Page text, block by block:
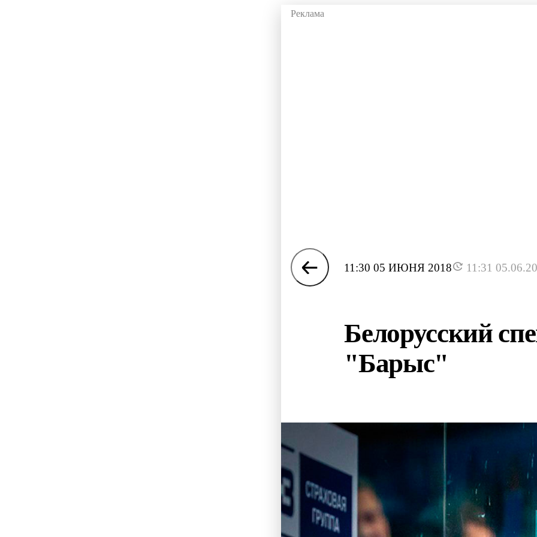
11:30 05 ИЮНЯ 2018 11:31
Белорусский
"Барыс"